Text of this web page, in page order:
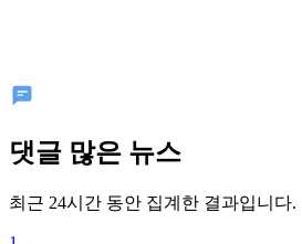
댓글 많은 뉴스
최근 24시간 동안 집계한 결과입니다.